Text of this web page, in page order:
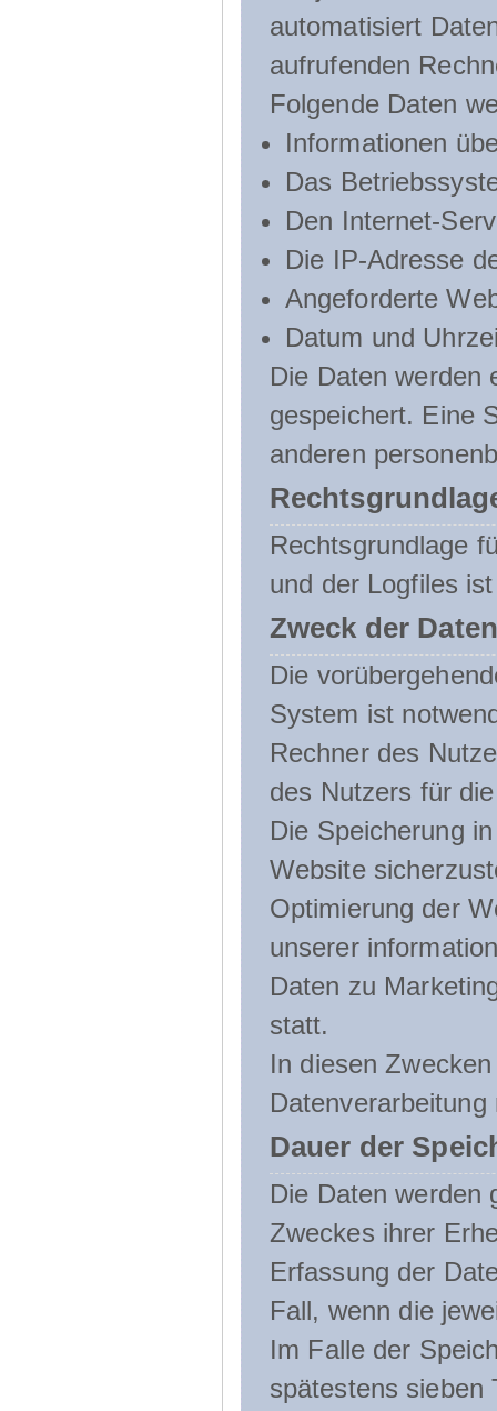
automatisiert
aufrufenden
Folgende Daten
Informationen
Das
Den Internet-
Die IP-Adresse
Angeforderte
Datum und
Die Daten werden
gespeichert. Eine
anderen
Rechtsgrundlage
und der Logfiles
Zweck der
Die
System ist
Rechner des
des Nutzers für
Die Speicherung
Website
Optimierung der
unserer
Daten zu
statt.
In diesen
Dauer der
Die Daten werden
Zweckes ihrer
Erfassung der
Fall, wenn die
Im Falle der
spätestens sieben